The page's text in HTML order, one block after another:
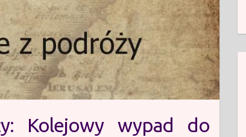
Kolejowy wypad do